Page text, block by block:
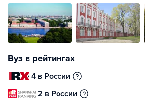
Вуз в рейтингах
4 в России
2 в России